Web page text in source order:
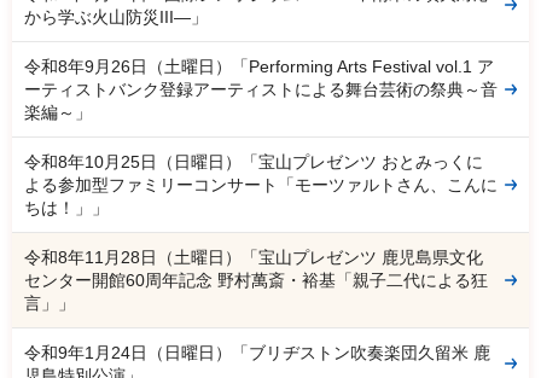
から学ぶ火山防災III―」
令和8年9月26日（土曜日）「Performing Arts Festival vol.1 ア
ーティストバンク登録アーティストによる舞台芸術の祭典～音
楽編～」
令和8年10月25日（日曜日）「宝山プレゼンツ おとみっくに
よる参加型ファミリーコンサート「モーツァルトさん、こんに
ちは！」」
令和8年11月28日（土曜日）「宝山プレゼンツ 鹿児島県文化
センター開館60周年記念 野村萬斎・裕基「親子二代による狂
言」」
令和9年1月24日（日曜日）「ブリヂストン吹奏楽団久留米 鹿